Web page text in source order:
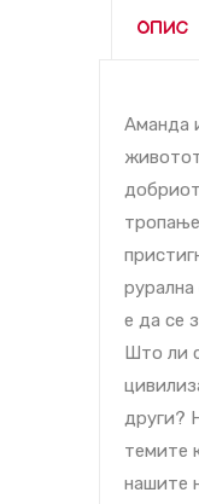
ОПИС
Аманда
е да се
Што ли
други?
темите
нашите